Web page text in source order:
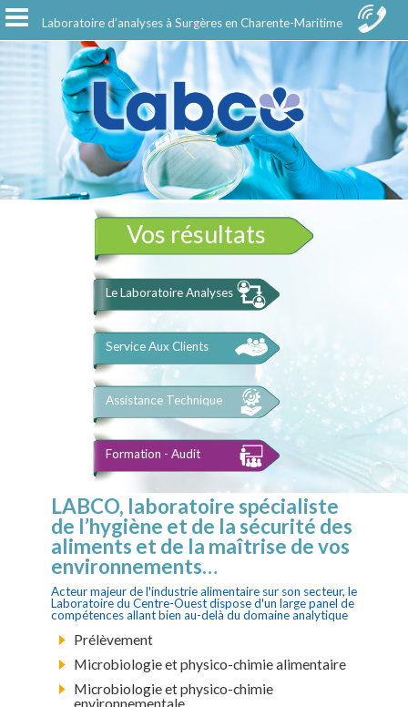
Laboratoire d’analyses à Surgères en Charente-Maritime
Toggle
navigation
Vos résultats
Le Laboratoire Analyses
Service Aux Clients
Assistance Technique
Formation - Audit
LABCO, laboratoire spécialiste
de l’hygiène et de la sécurité des
aliments et de la maîtrise de vos
environnements…
Acteur majeur de l'industrie alimentaire sur son secteur, le
Laboratoire du Centre-Ouest dispose d'un large panel de
compétences allant bien au-delà du domaine analytique
Prélèvement
Microbiologie et physico-chimie alimentaire
Microbiologie et physico-chimie
environnementale